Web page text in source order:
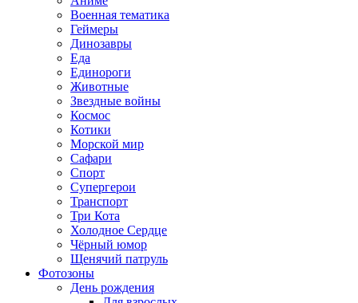
Военная тематика
Геймеры
Динозавры
Еда
Единороги
Животные
Звездные войны
Космос
Котики
Морской мир
Сафари
Спорт
Супергерои
Транспорт
Три Кота
Холодное Сердце
Чёрный юмор
Щенячий патруль
Фотозоны
День рождения